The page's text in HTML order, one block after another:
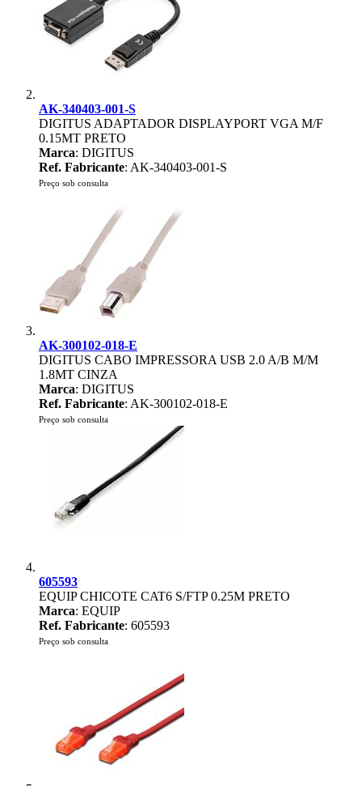
AK-340403-001-S
DIGITUS ADAPTADOR DISPLAYPORT VGA M/F
0.15MT PRETO
Marca: DIGITUS
Ref. Fabricante: AK-340403-001-S
Preço sob consulta
AK-300102-018-E
DIGITUS CABO IMPRESSORA USB 2.0 A/B M/M
1.8MT CINZA
Marca: DIGITUS
Ref. Fabricante: AK-300102-018-E
Preço sob consulta
605593
EQUIP CHICOTE CAT6 S/FTP 0.25M PRETO
Marca: EQUIP
Ref. Fabricante: 605593
Preço sob consulta